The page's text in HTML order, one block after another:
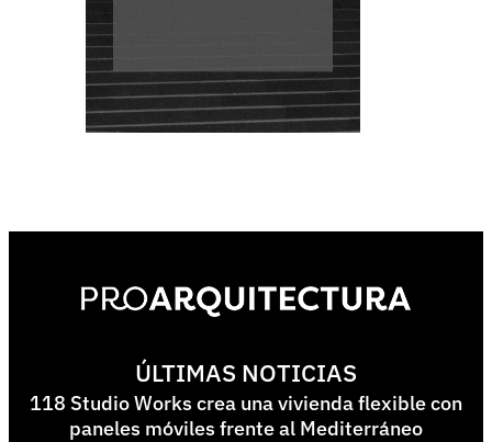
ÚLTIMAS NOTICIAS
118 Studio Works crea una vivienda flexible con
paneles móviles frente al Mediterráneo